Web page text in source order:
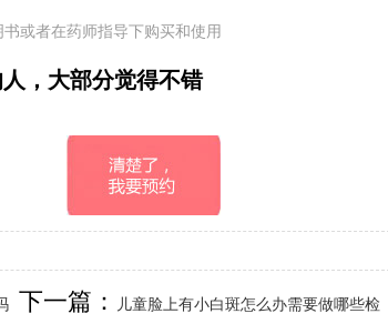
或者在药师指导下购买和使用
，大部分觉得不错
下一篇： 儿童脸上有小白斑怎么办需要做哪些检